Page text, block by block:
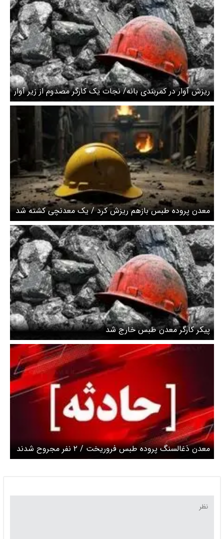
ریزش آوار در کمربندی بانه/ نجات یک کارگر مصدوم از زیر آوار
معدن پروده طبس بازهم ریزش کرد / یک معدنچی کشته شد
پیکر کارگر معدن طبس خارج شد
معدن ذغالسنگ پروده طبس فروریخت / ۲ نفر مجروح شدند